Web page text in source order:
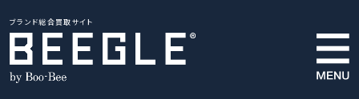
ブランド総合買取サイト